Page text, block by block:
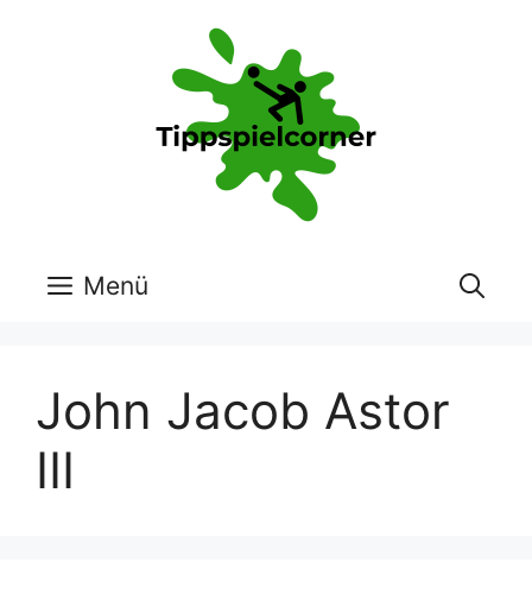
Menü
John Jacob Astor
III